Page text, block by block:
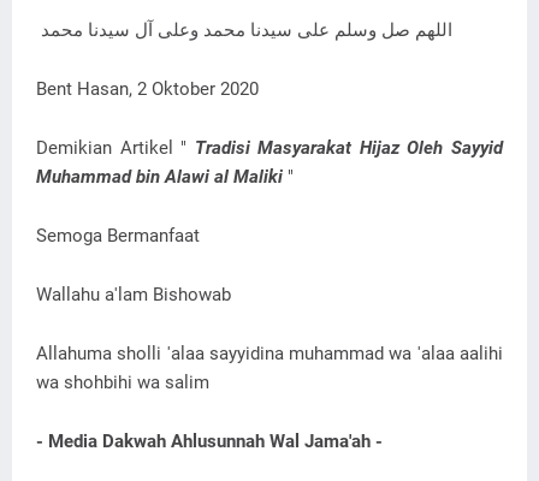
اللهم صل وسلم على سيدنا محمد وعلى آل سيدنا محمد
Bent Hasan, 2 Oktober 2020
Demikian Artikel " Tradisi Masyarakat Hijaz Oleh Sayyid
Muhammad bin Alawi al Maliki "
Semoga Bermanfaat
Wallahu a'lam Bishowab
Allahuma sholli 'alaa sayyidina muhammad wa 'alaa aalihi
wa shohbihi wa salim
- Media Dakwah Ahlusunnah Wal Jama'ah -